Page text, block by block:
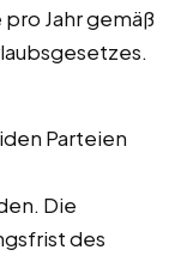
Jahr gemäß
Parteien
Die
des